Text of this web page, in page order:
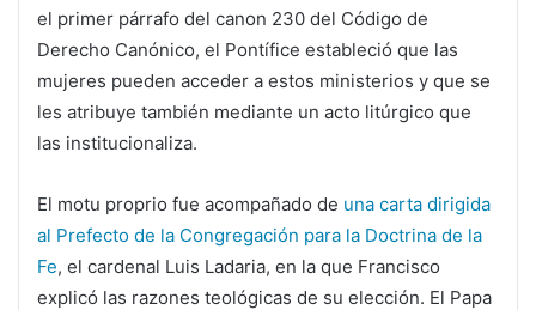
el primer párrafo del canon 230 del Código de
Derecho Canónico, el Pontífice estableció que las
mujeres pueden acceder a estos ministerios y que se
les atribuye también mediante un acto litúrgico que
las institucionaliza.
El motu proprio fue acompañado de una carta dirigida
al Prefecto de la Congregación para la Doctrina de la
Fe, el cardenal Luis Ladaria, en la que Francisco
explicó las razones teológicas de su elección. El Papa